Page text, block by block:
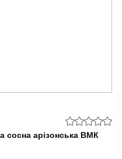
сосна арізонська ВМК